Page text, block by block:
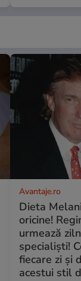
Avantaje.ro
Dieta
oricine!
urmează
specialiști!
fiecare zi și
acestui stil